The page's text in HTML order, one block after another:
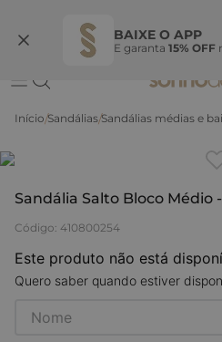
BAIXE O APP
E garanta 15% OFF
Ganhe 10% OFF na coleção
Sandálias Sandálias médias e
Sandália Salto Bloco Médio
Código: 410800254
Este produto não está
Quero saber quando estiver